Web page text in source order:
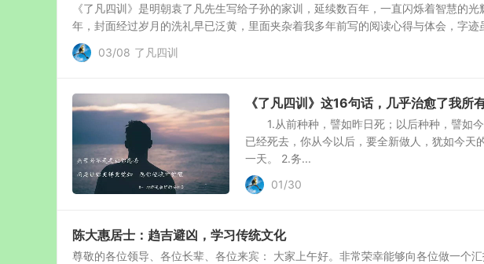
《了凡四训》是明朝袁了凡先生写给子孙的家训，延续数百年，一直闪烁着智慧的
年，封面经过岁月的洗礼早已泛黄，里面夹杂着我多年前写的阅读心得与体会，字迹
03/08 了凡四训
《了凡四训》这16句话，几乎治愈了我所
1.从前种种，譬如昨日死；以后种种，譬如
已经死去，你从今以后，要全新做人，犹如今
一天。 2.务...
01/30
陈大惠居士：趋吉避凶，学习传统文化
尊敬的各位领导、各位长辈、各位来宾： 大家上午好。非常荣幸能够向各位做一个